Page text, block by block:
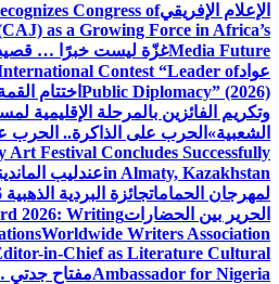
الإعلام الإفريقيCongress of
as a Growing Force in Africa’s
Media Futureغزّة ليست خبرًا …
عوادContest “Leader of
Public Diplomacy” (2026) اختتام
وتكريم الفائزين بالمرحلة الإقليمية
الشعبية» الحرب على الذاكرة.. الحرب
Festival Concludes Successfully
in Almaty, Kazakhstanعندليب
لمهرجان الحمامات
الحرير بين الحضارات2026: Writing
Worldwide Writers Association
in-Chief as Literature Cultural
Ambassador for Nigeriaمفتاح جدتي